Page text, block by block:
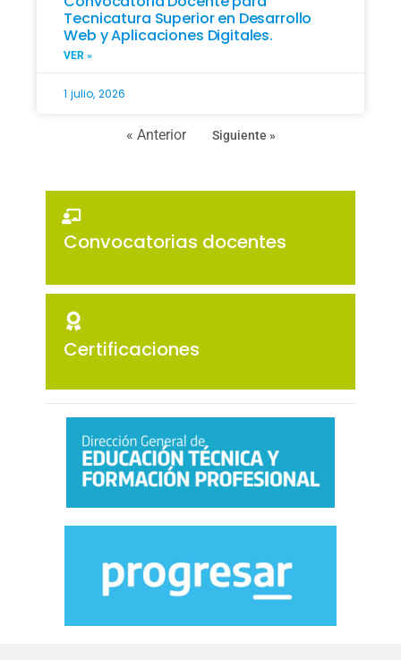
Tecnicatura Superior en Desarrollo
Web y Aplicaciones Digitales.
VER »
1 julio, 2026
« Anterior Siguiente »
Convocatorias docentes
Certificaciones